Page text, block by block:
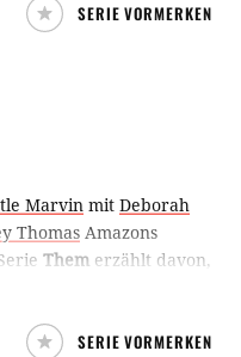
Bevölkerung in New
Veena Sud
SERIE VORMERKEN
Marvin mit Deborah
Thomas Amazons
Them erzählt davon,
kann. Die erste Staffel
ein schwarzes Paar
SERIE VORMERKEN